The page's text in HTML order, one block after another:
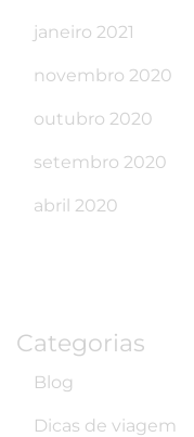
janeiro 2021
novembro 2020
outubro 2020
setembro 2020
abril 2020
Categorias
Blog
Dicas de viagem